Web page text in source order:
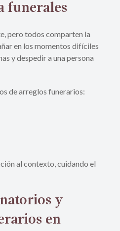
funerales
pero todos comparten la
en los momentos difíciles
y despedir a una persona
de arreglos funerarios:
al contexto, cuidando el
y
en